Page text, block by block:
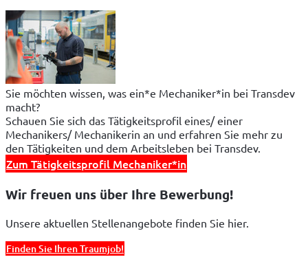
Sie möchten wissen, was ein*e Mechaniker*in bei Transdev
macht?
Schauen Sie sich das Tätigkeitsprofil eines/ einer
Mechanikers/ Mechanikerin an und erfahren Sie mehr zu
den Tätigkeiten und dem Arbeitsleben bei Transdev.
Zum Tätigkeitsprofil Mechaniker*in
Wir freuen uns über Ihre Bewerbung!
Unsere aktuellen Stellenangebote finden Sie hier.
Finden Sie Ihren Traumjob!